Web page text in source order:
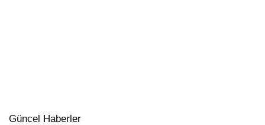
Güncel Haberler